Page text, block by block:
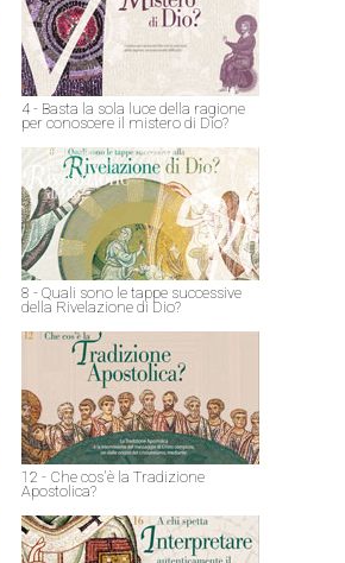
4 - Basta la sola luce della ragione
per conoscere il mistero di Dio?
8 - Quali sono le tappe successive
della Rivelazione di Dio?
12 - Che cos'è la Tradizione
Apostolica?